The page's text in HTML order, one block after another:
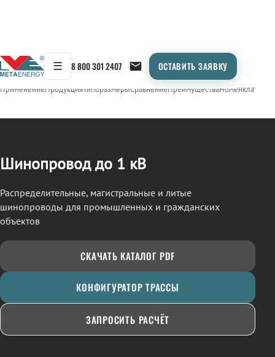
☰ 8 800 301 2407 ОСТАВИТЬ ЗАЯВКУ
← Продукция/ШИНОПРОВОД
ПрименениеПродукцияТипоразмерыСравнениеПреимуществаНоменклатура
Шинопровод до 1 кВ
Распределительные, магистральные и литые
шинопроводы для промышленных и гражданских
объектов
СКАЧАТЬ КАТАЛОГ PDF
КОНФИГУРАТОР ТРАССЫ
ЗАПРОСИТЬ РАСЧЁТ